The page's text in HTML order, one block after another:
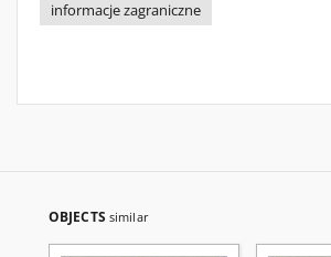
informacje zagraniczne
OBJECTS similar